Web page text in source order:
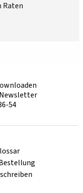
Raten
54